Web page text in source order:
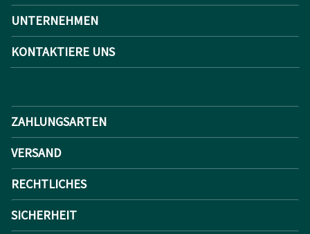
UNTERNEHMEN
KONTAKTIERE UNS
ZAHLUNGSARTEN
VERSAND
RECHTLICHES
SICHERHEIT